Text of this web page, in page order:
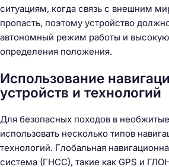
ситуациям, когда связь с внешним
пропасть, поэтому устройство
автономный режим работы и высокую
определения положения.
Использование
устройств и технологий
Для безопасных походов в
использовать несколько типов
технологий. Глобальная
система (ГНСС), такие как GPS и